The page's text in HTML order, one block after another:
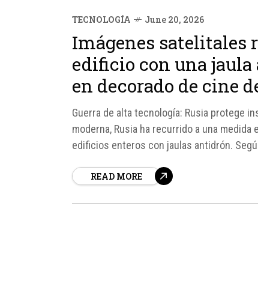
TECNOLOGÍA June 20, 2026
Imágenes satelitales
edificio con una
en decorado de cine
Guerra de alta tecnología: Rusia protege
moderna, Rusia ha recurrido a una
edificios enteros con jaulas antidrón.
READ MORE